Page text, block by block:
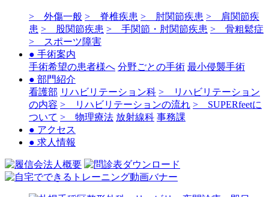
> 外傷一般 > 脊椎疾患 > 肘関節疾患 > 肩関節疾
患 > 股関節疾患 > 手関節・肘関節疾患 > 骨粗鬆症
> スポーツ障害
● 手術案内
手術希望の患者様へ 分野ごとの手術 最小侵襲手術
● 部門紹介
看護部 リハビリテーション科 > リハビリテーション
の内容 > リハビリテーションの流れ > SUPERfeetに
ついて > 物理療法 放射線科 事務課
● アクセス
● 求人情報